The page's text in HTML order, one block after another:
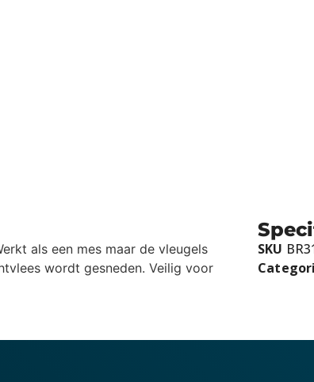
als een mes maar de vleugels
wordt gesneden. Veilig voor
SKU